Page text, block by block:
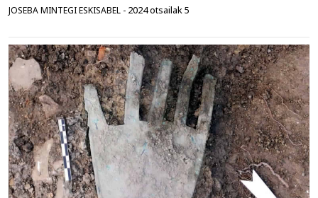
JOSEBA MINTEGI ESKISABEL - 2024 otsailak 5